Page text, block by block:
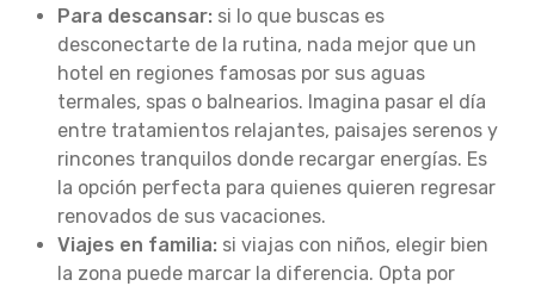
Para descansar: si lo que buscas es
desconectarte de la rutina, nada mejor que un
hotel en regiones famosas por sus aguas
termales, spas o balnearios. Imagina pasar el día
entre tratamientos relajantes, paisajes serenos y
rincones tranquilos donde recargar energías. Es
la opción perfecta para quienes quieren regresar
renovados de sus vacaciones.
Viajes en familia: si viajas con niños, elegir bien
la zona puede marcar la diferencia. Opta por